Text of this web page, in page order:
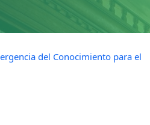
del Conocimiento para el